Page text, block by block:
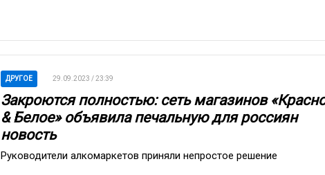
ДРУГОЕ 29.09.2023 / 23:39
Закроются полностью: сеть магазинов
& Белое» объявила печальную для россиян
новость
Руководители алкомаркетов приняли непростое решение